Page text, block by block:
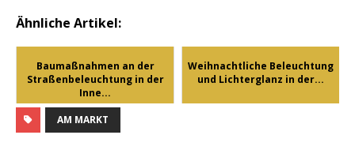
Ähnliche Artikel:
Baumaßnahmen an der
Straßenbeleuchtung in der
Inne...
Weihnachtliche Beleuchtung
und Lichterglanz in der...
AM MARKT